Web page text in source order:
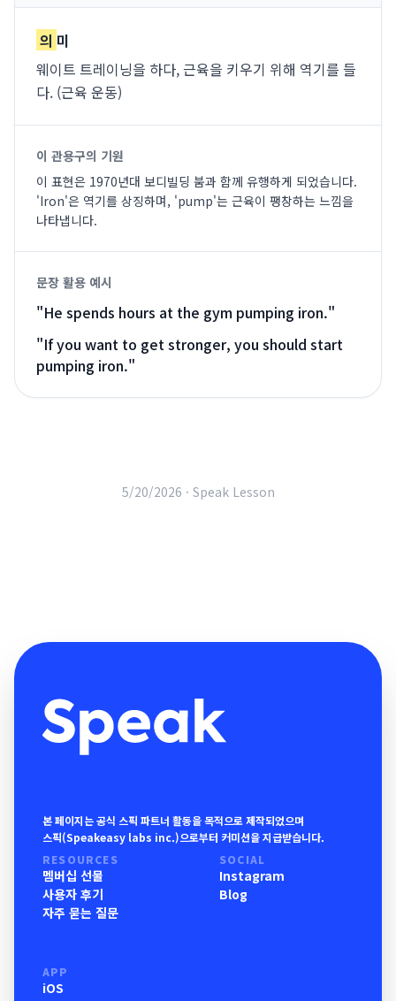
의 미
웨이트 트레이닝을 하다, 근육을 키우기 위해 역기를 들
다. (근육 운동)
이 관용구의 기원
이 표현은 1970년대 보디빌딩 붐과 함께 유행하게 되었습니다.
'Iron'은 역기를 상징하며, 'pump'는 근육이 팽창하는 느낌을
나타냅니다.
문장 활용 예시
"He spends hours at the gym pumping iron."
"If you want to get stronger, you should start
pumping iron."
5/20/2026 · Speak Lesson
본 페이지는 공식 스픽 파트너 활동을 목적으로 제작되었으며
스픽(Speakeasy labs inc.)으로부터 커미션을 지급받습니다.
RESOURCES
멤버십 선물
사용자 후기
자주 묻는 질문
SOCIAL
Instagram
Blog
APP
iOS